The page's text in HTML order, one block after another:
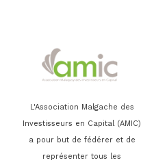
L'Association Malgache des
Investisseurs en Capital (AMIC)
a pour but de fédérer et de
représenter tous les